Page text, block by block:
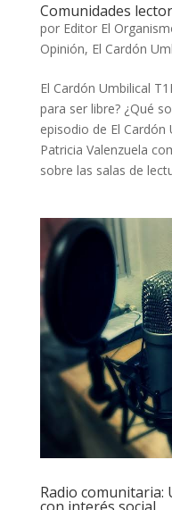
Comunidades
por Editor El
Opinión, El Cardón
El Cardón Umbilical
para ser libre? ¿Qué
episodio de El
Patricia Valenzuela
sobre las salas de
Radio comunitaria: